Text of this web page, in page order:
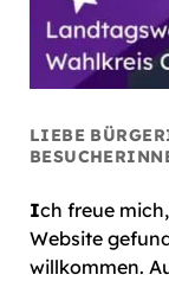
LIEBE
Ich freue
Website
willkommen.